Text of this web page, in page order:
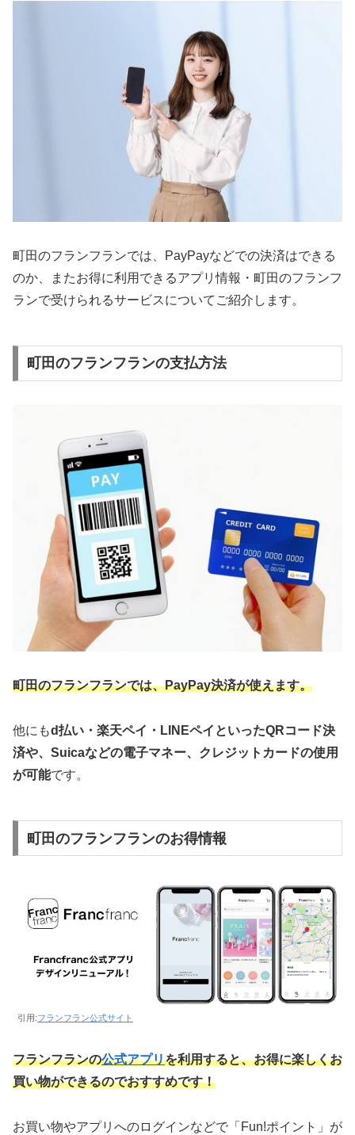
町田のフランフランでは、PayPayなどでの決済はできる
のか、またお得に利用できるアプリ情報・町田のフランフ
ランで受けられるサービスについてご紹介します。
町田のフランフランの支払方法
町田のフランフランでは、PayPay決済が使えます。
他にもd払い・楽天ペイ・LINEペイといったQRコード決
済や、Suicaなどの電子マネー、クレジットカードの使用
が可能です。
町田のフランフランのお得情報
引用:フランフラン公式サイト
フランフランの公式アプリを利用すると、お得に楽しくお
買い物ができるのでおすすめです！
お買い物やアプリへのログインなどで「Fun!ポイント」が